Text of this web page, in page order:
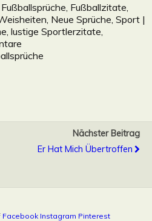
Fußballzitate,
Neue Sprüche Sport |
lustige Sportlerzitate,
Nächster Beitrag
Er Hat Mich Übertroffen
Facebook Instagram Pinterest